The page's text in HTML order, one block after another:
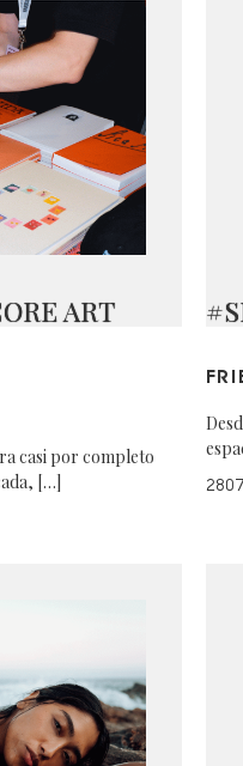
ART
casi por completo
[…]
2807